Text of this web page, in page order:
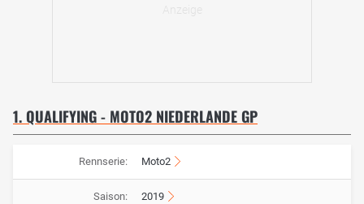
1. QUALIFYING - MOTO2 NIEDERLANDE GP
Rennserie: Moto2
Saison: 2019